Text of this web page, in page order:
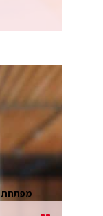
מפתחת RPG AS400, Champion Motors